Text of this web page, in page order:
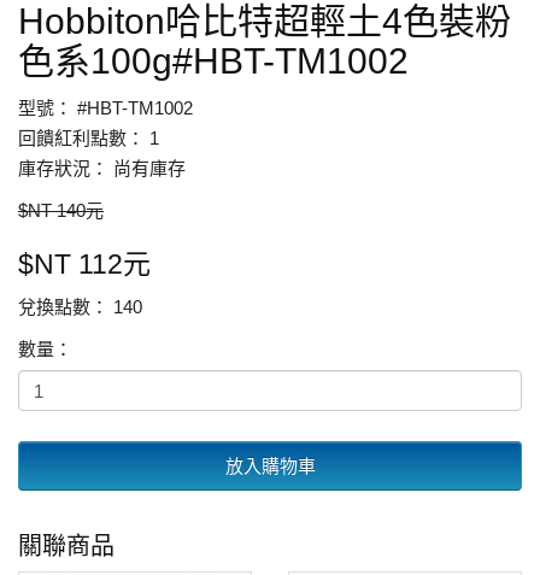
Hobbiton哈比特超輕土4色裝粉
色系100g#HBT-TM1002
型號： #HBT-TM1002
回饋紅利點數： 1
庫存狀況： 尚有庫存
$NT 140元
$NT 112元
兌換點數： 140
數量：
放入購物車
關聯商品